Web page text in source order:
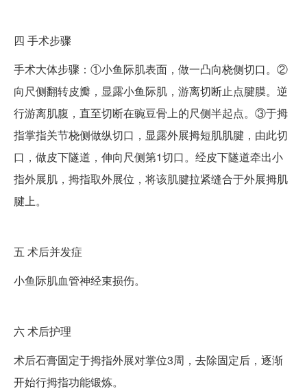
四 手术步骤
手术大体步骤：①小鱼际肌表面，做一凸向桡侧切口。②
向尺侧翻转皮瓣，显露小鱼际肌，游离切断止点腱膜。逆
行游离肌腹，直至切断在豌豆骨上的尺侧半起点。③于拇
指掌指关节桡侧做纵切口，显露外展拇短肌肌腱，由此切
口，做皮下隧道，伸向尺侧第1切口。经皮下隧道牵出小
指外展肌，拇指取外展位，将该肌腱拉紧缝合于外展拇肌
腱上。
五 术后并发症
小鱼际肌血管神经束损伤。
六术后护理
术后石膏固定于拇指外展对掌位3周，去除固定后，逐渐
开始行拇指功能锻炼。